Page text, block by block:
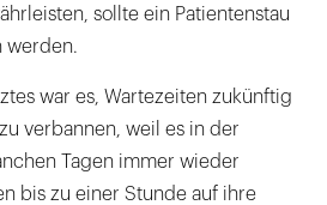
sollte ein Patientenstau
werden.
war es, Wartezeiten zukünftig
verbannen, weil es in der
Tagen immer wieder
bis zu einer Stunde auf ihre